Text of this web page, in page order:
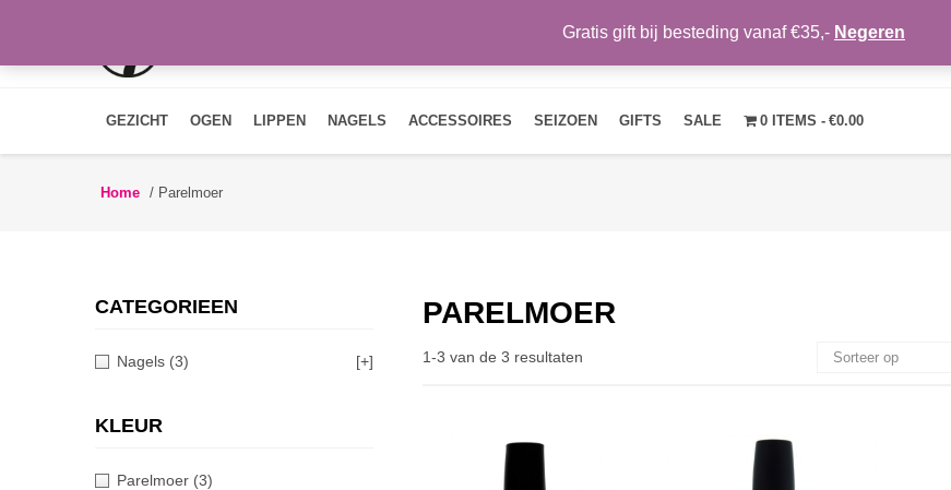
OVER ONS NIEUWS CONTACT MIJN ACCOUNT
GEZICHT OGEN LIPPEN NAGELS ACCESSOIRES SEIZOEN GIFTS SALE 0 ITEMS €0.00
Home / Parelmoer
CATEGORIEEN
Nagels (3) [+]
KLEUR
Parelmoer (3)
PARELMOER
1-3 van de 3 resultaten
Gratis gift bij besteding vanaf €35,- Negeren